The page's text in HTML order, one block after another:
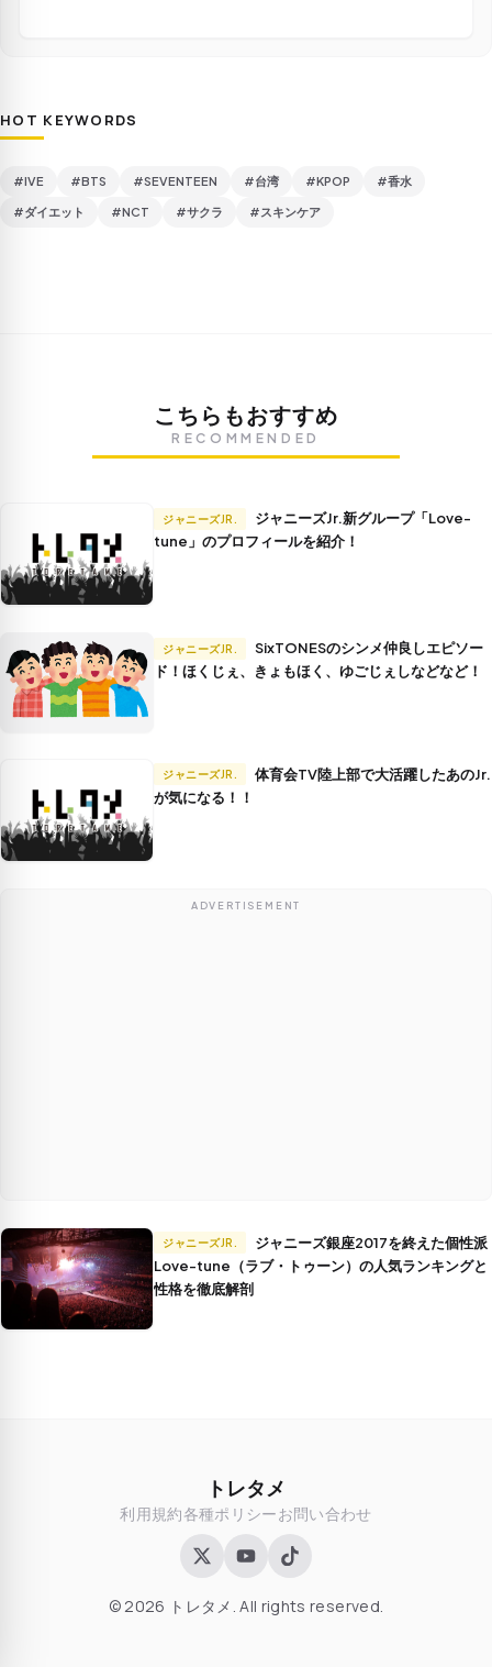
HOT KEYWORDS
#IVE #BTS #SEVENTEEN #台湾 #KPOP #香水
#ダイエット #NCT #サクラ #スキンケア
こちらもおすすめ
RECOMMENDED
ジャニーズJR.
tune」のプロフィールを紹介！
ジャニーズJR.
ド！ほくじぇ、きょもほく、ゆごじぇしなどなど！
ジャニーズJR.
が気になる！！
ADVERTISEMENT
ジャニーズJR.
Love-tune（ラブ・トゥーン）の人気ランキングと
性格を徹底解剖
トレタメ
利用規約各種ポリシーお問い合わせ
© 2026 トレタメ. All rights reserved.